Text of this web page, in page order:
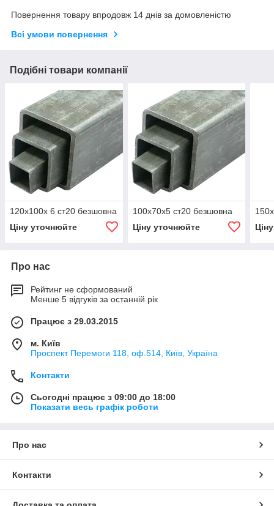
Повернення товару впродовж 14 днів за домовленістю
Всі умови повернення
Подібні товари компанії
120х100х 6 ст20 безшовна
Ціну уточнюйте
100х70х5 ст20 безшовна
Ціну уточнюйте
Про нас
Рейтинг не сформований
Менше 5 відгуків за останній рік
Працює з 29.03.2015
м. Київ
Проспект Перемоги 118, оф.514, Київ, Україна
Контакти
Сьогодні працює з 09:00 до 18:00
Показати весь графік роботи
Про нас
Контакти